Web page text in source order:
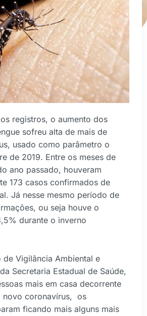
registros, o aumento dos
sofreu alta de mais de
usado como parâmetro o
de 2019. Entre os meses de
ano passado, houveram
173 casos confirmados de
Já nesse mesmo período de
ou seja houve o
durante o inverno
de Vigilância Ambiental e
Secretaria Estadual de Saúde,
mais em casa decorrente
novo coronavírus, os
ficando mais alguns mais